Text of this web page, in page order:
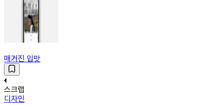
매거진 입맛
스크랩
디자인